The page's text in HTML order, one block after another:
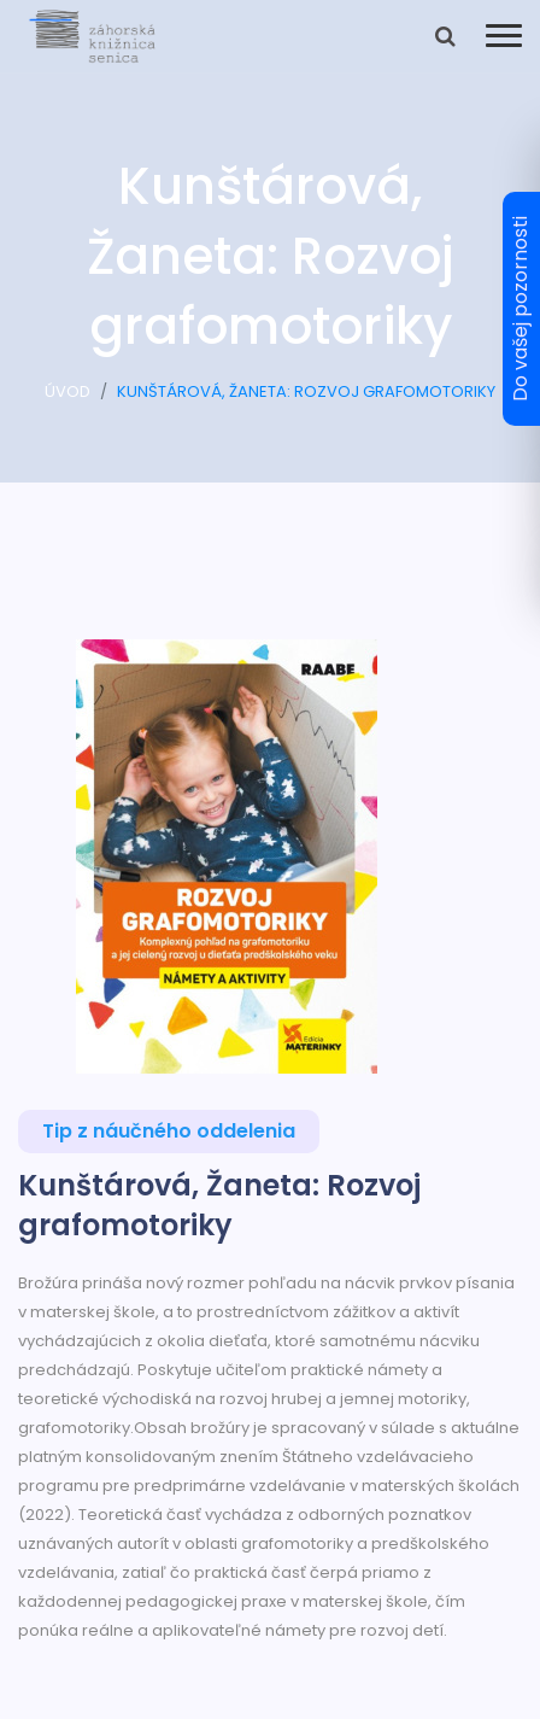
Kunštárová,
Žaneta: Rozvoj
grafomotoriky
ÚVOD KUNŠTÁROVÁ, ŽANETA: ROZVOJ GRAFOMOTORIKY
Tip z náučného oddelenia
Kunštárová, Žaneta: Rozvoj
grafomotoriky
Brožúra prináša nový rozmer pohľadu na nácvik prvkov písania
v materskej škole, a to prostredníctvom zážitkov a aktivít
vychádzajúcich z okolia dieťaťa, ktoré samotnému nácviku
predchádzajú. Poskytuje učiteľom praktické námety a
teoretické východiská na rozvoj hrubej a jemnej motoriky,
grafomotoriky.Obsah brožúry je spracovaný v súlade s aktuálne
platným konsolidovaným znením Štátneho vzdelávacieho
programu pre predprimárne vzdelávanie v materských školách
(2022). Teoretická časť vychádza z odborných poznatkov
uznávaných autorít v oblasti grafomotoriky a predškolského
vzdelávania, zatiaľ čo praktická časť čerpá priamo z
každodennej pedagogickej praxe v materskej škole, čím
ponúka reálne a aplikovateľné námety pre rozvoj detí.